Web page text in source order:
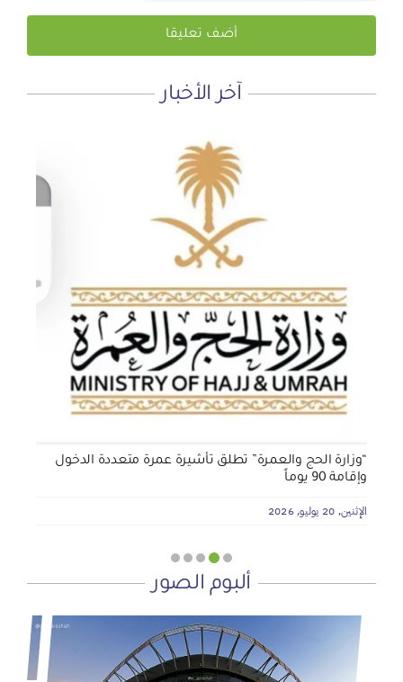
آخر الأخبار
الجمعية الخيرية للخدمات الاجتماعية بنجران تنفذ مشروعي
تأثيث المنازل وسداد الإيجارات بدعم من منصة ديم للمنح
التنموي
الأربعاء, 29 يوليو, 2026
“وزارة الحج والعمرة” تطلق تأشيرة عمرة متعددة الدخول
وإقامة 90 يوماً
الإثنين, 20 يوليو, 2026
أجتاحني الخريف .. و أعادني الربيع
ألبوم الصور